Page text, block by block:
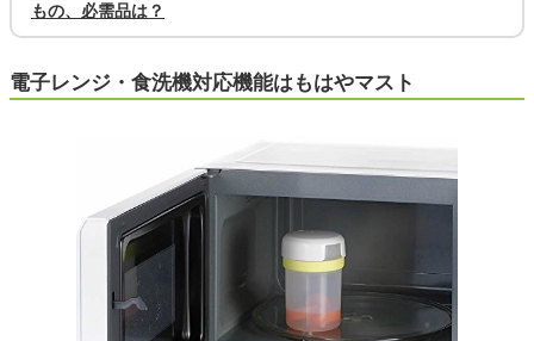
もの、必需品は？
電子レンジ・食洗機対応機能はもはやマスト